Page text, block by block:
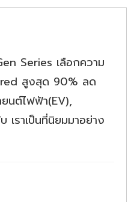
Series เลือกความ
สูงสุด 90% ลด
นต์ไฟฟ้า(EV),
ราเป็นที่นิยมมาอย่าง